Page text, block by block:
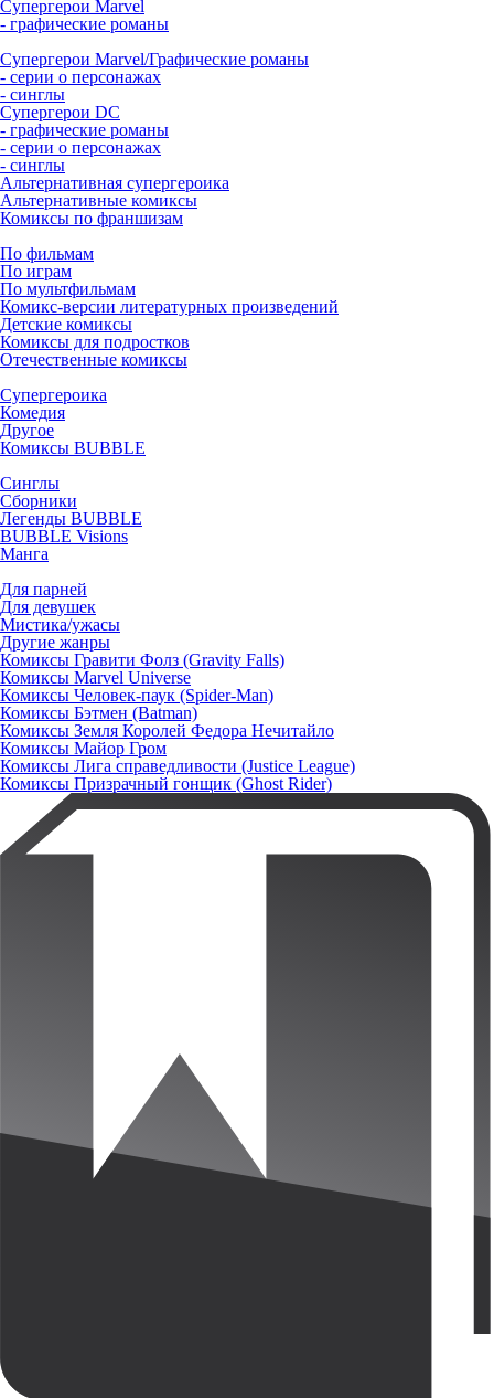
Супергерои Marvel
- графические романы
Супергерои Marvel/Графические романы
- серии о персонажах
- синглы
Супергерои DC
- графические романы
- серии о персонажах
- синглы
Альтернативная супергероика
Альтернативные комиксы
Комиксы по франшизам
По фильмам
По играм
По мультфильмам
Комикс-версии литературных произведений
Детские комиксы
Комиксы для подростков
Отечественные комиксы
Супергероика
Комедия
Другое
Комиксы BUBBLE
Синглы
Сборники
Легенды BUBBLE
BUBBLE Visions
Манга
Для парней
Для девушек
Мистика/ужасы
Другие жанры
Комиксы Гравити Фолз (Gravity Falls)
Комиксы Marvel Universe
Комиксы Человек-паук (Spider-Man)
Комиксы Бэтмен (Batman)
Комиксы Земля Королей Федора Нечитайло
Комиксы Майор Гром
Комиксы Лига справедливости (Justice League)
Комиксы Призрачный гонщик (Ghost Rider)